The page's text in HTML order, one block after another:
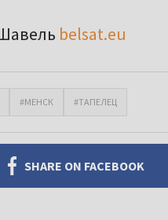
belsat.eu
#МЕНСК #ТАПЕЛЕЦ
SHARE ON FACEBOOK